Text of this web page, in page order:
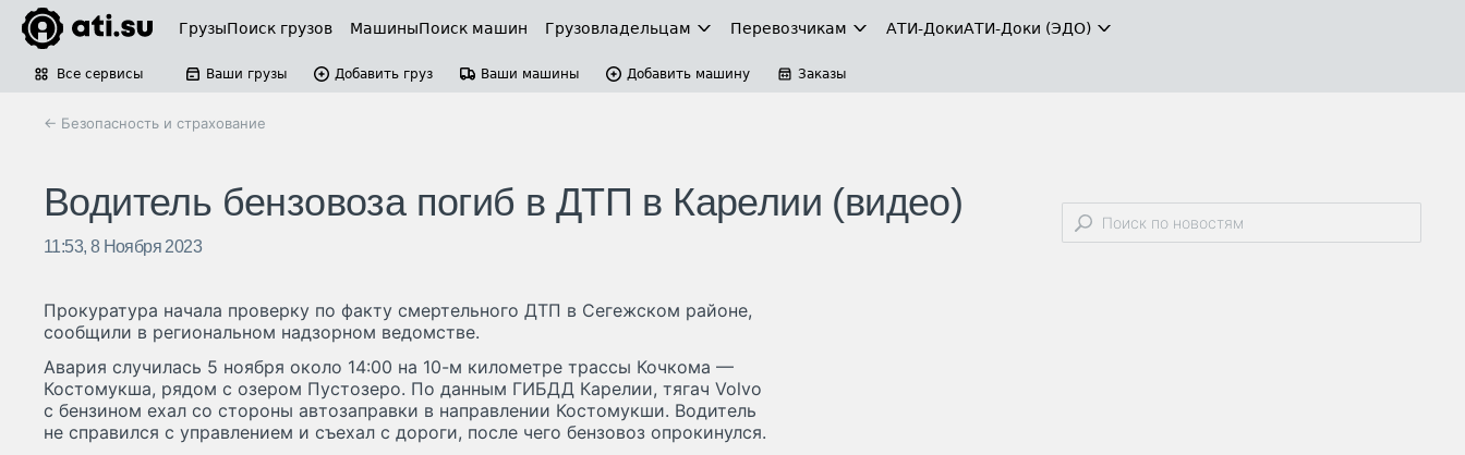
ГрузыПоиск грузов МашиныПоиск машин Грузовладельцам Перевозчикам АТИ-ДокиАТИ-Доки (ЭДО)
Все сервисы Ваши грузы Добавить груз Ваши машины Добавить машину Заказы
← Безопасность и страхование
Водитель бензовоза погиб в ДТП в Карелии (видео)
11:53, 8 Ноября 2023
Прокуратура начала проверку по факту смертельного ДТП в Сегежском районе,
сообщили в региональном надзорном ведомстве.
Авария случилась 5 ноября около 14:00 на 10-м километре трассы Кочкома —
Костомукша, рядом с озером Пустозеро. По данным ГИБДД Карелии, тягач Volvo
с бензином ехал со стороны автозаправки в направлении Костомукши. Водитель
не справился с управлением и съехал с дороги, после чего бензовоз опрокинулся.